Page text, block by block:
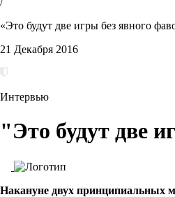
«Это будут две игры без явного
21 Декабря 2016
Интервью
"Это будут две
Накануне двух принципиальных